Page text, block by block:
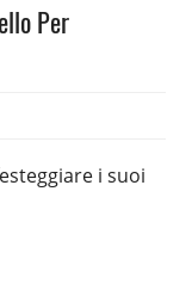
Per
i suoi